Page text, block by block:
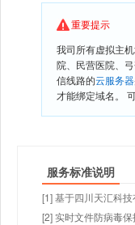
重要提示
我司所有虚拟主
院、民营医院、
信线路的云服务器
才能绑定域名。
服务标准说明
[1] 基于四川天汇科
[2] 实时文件防病毒